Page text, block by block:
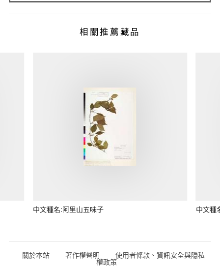
相關推薦藏品
中文種名:阿里山五味子 中文種
關於本站 著作權聲明 使用者條款、資訊安全與隱私
權政策